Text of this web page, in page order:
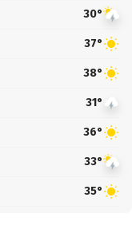
30°
37°
38°
31°
36°
33°
35°